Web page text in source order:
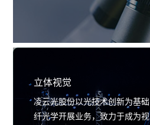
和产品，助力客户迈向光学成
立体视觉
凌云光股份以光技术创新为基
纤光学开展业务，致力于成为